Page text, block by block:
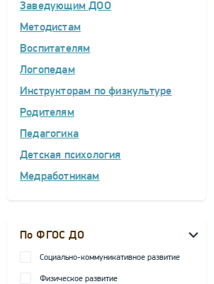
Заведующим ДОО
Методистам
Воспитателям
Логопедам
Инструкторам по физкультуре
Родителям
Педагогика
Детская психология
Медработникам
По ФГОС ДО
Социально-коммуникативное развитие
Физическое развитие